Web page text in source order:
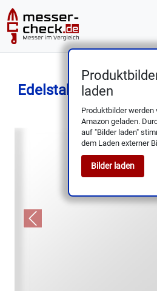
laden
Produktbilder werden
Amazon geladen.
auf "Bilder laden"
dem Laden externer
Bilder laden
Edelstahl-Butcher
Previous